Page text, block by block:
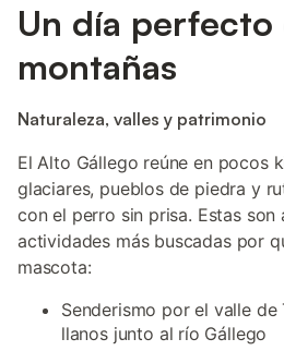
Un día perfecto
montañas
Naturaleza, valles y patrimonio
El Alto Gállego reúne en pocos
glaciares, pueblos de piedra y
con el perro sin prisa. Estas son
actividades más buscadas por
mascota:
Senderismo por el valle de
llanos junto al río Gállego